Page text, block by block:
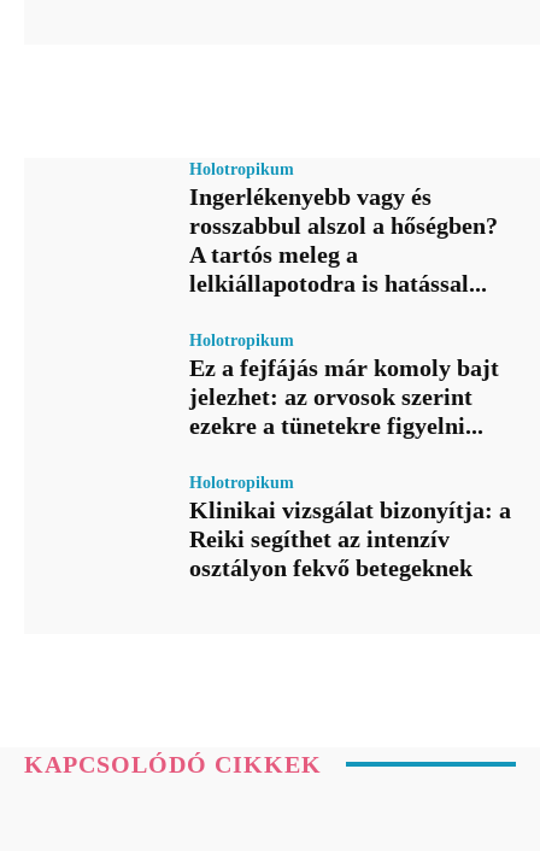
Holotropikum
Ingerlékenyebb vagy és
rosszabbul alszol a hőségben?
A tartós meleg a
lelkiállapotodra is hatással...
Holotropikum
Ez a fejfájás már komoly bajt
jelezhet: az orvosok szerint
ezekre a tünetekre figyelni...
Holotropikum
Klinikai vizsgálat bizonyítja: a
Reiki segíthet az intenzív
osztályon fekvő betegeknek
KAPCSOLÓDÓ CIKKEK